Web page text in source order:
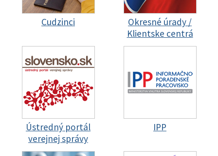
Cudzinci
Okresné úrady /
Klientske centrá
Ústredný portál
verejnej správy
IPP